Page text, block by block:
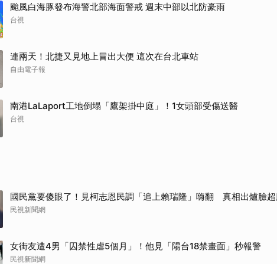
颱風白海豚發布海警北部海面警戒 週末中部以北防豪雨
台視
連兩天！北捷又見地上冒出大便 這次在台北車站
自由電子報
南港LaLaport工地倒塌「鷹架掛中庭」！1女頭部受傷送醫
台視
國民黨要傻眼了！見柯志恩民調「追上賴瑞隆」嗨翻 真相出爐臉
民視新聞網
女街友遭4男「囚禁性虐5個月」！他見「陽台18禁畫面」秒報警
民視新聞網